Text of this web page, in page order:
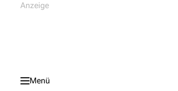
Menü